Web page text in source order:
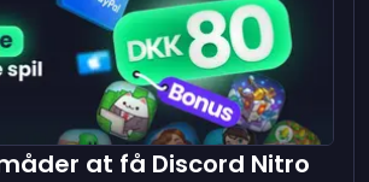
at få Discord Nitro